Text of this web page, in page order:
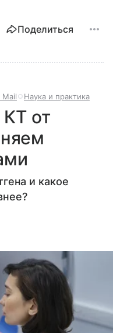
Поделиться
Mail Наука и практика
от
и какое